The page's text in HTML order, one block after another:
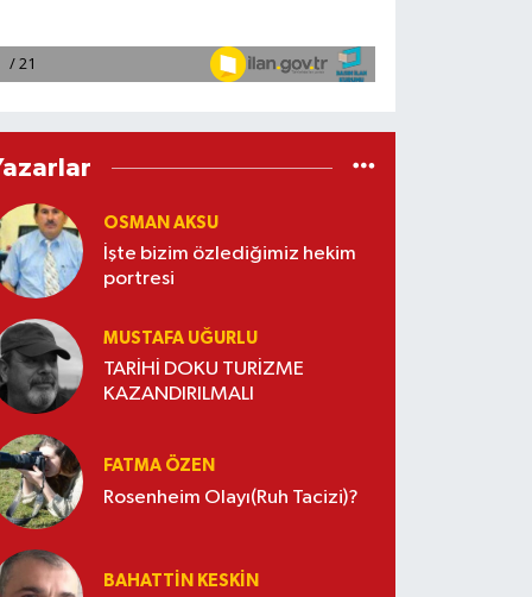
OSMAN AKSU
İşte bizim özlediğimiz hekim
portresi
MUSTAFA UĞURLU
TARİHİ DOKU TURİZME
KAZANDIRILMALI
FATMA ÖZEN
Rosenheim Olayı(Ruh Tacizi)?
BAHATTIN KESKİN